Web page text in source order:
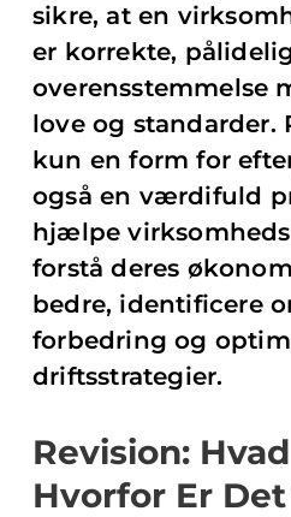
sikre, at en
er korrekte,
overensstemmelse
love og standarder.
kun en form for
også en værdifuld
hjælpe
forstå deres
bedre, identificere
forbedring og
driftsstrategier.
Revision:
Hvorfor Er